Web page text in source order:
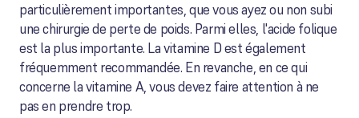
particulièrement importantes, que vous ayez ou non subi
une chirurgie de perte de poids. Parmi elles, l'acide folique
est la plus importante. La vitamine D est également
fréquemment recommandée. En revanche, en ce qui
concerne la vitamine A, vous devez faire attention à ne
pas en prendre trop.